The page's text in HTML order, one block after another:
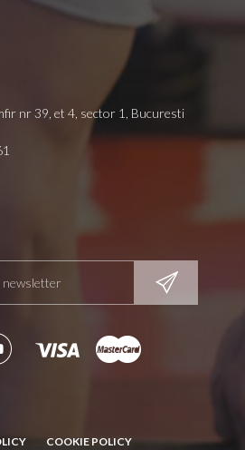
nr 39, et 4, sector 1, Bucuresti
COOKIE POLICY